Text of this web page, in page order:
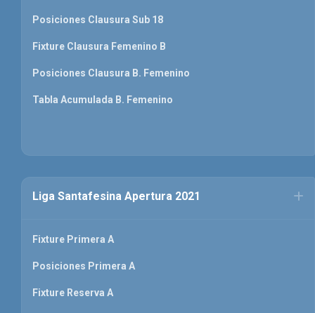
Posiciones Clausura Sub 18
Fixture Clausura Femenino B
Posiciones Clausura B. Femenino
Tabla Acumulada B. Femenino
Liga Santafesina Apertura 2021
Fixture Primera A
Posiciones Primera A
Fixture Reserva A